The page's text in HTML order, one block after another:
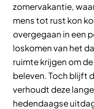
zomervakantie,
mens tot rust kon
overgegaan in een
loskomen van het
ruimte krijgen om
beleven. Toch blijft
verhoudt deze
hedendaagse